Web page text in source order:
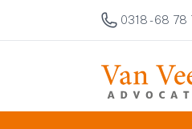
0318 - 68 78